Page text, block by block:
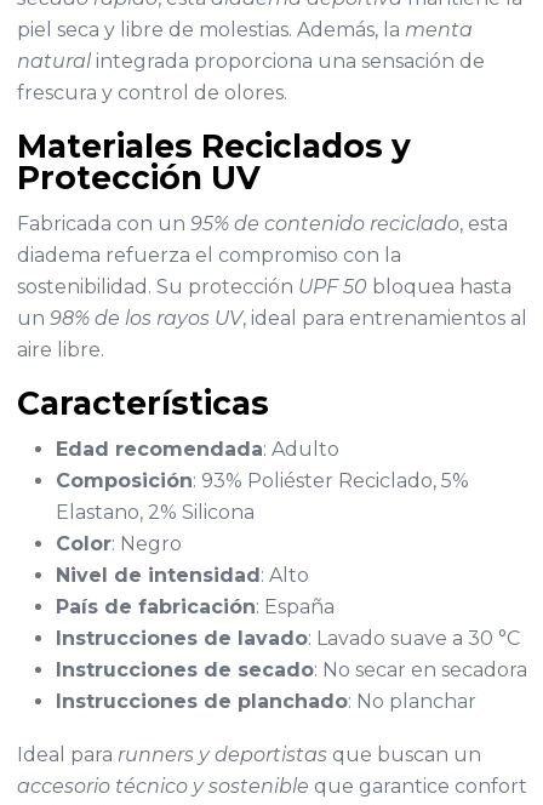
piel seca y libre de molestias. Además, la menta
naturalintegrada proporciona una sensación de
frescura y control de olores.
Materiales Reciclados y
Protección UV
Fabricada con un 95% de contenido reciclado, esta
diadema refuerza el compromiso con la
sostenibilidad. Su protección UPF 50bloquea hasta
un 98% de los rayos UV, ideal para entrenamientos al
aire libre.
Características
Edad recomendada: Adulto
Composición: 93% Poliéster Reciclado, 5%
Elastano, 2% Silicona
Color: Negro
Nivel de intensidad: Alto
País de fabricación: España
Instrucciones de lavado: Lavado suave a 30 °C
Instrucciones de secado: No secar en secadora
Instrucciones de planchado: No planchar
Ideal para runners y deportistasque buscan un
accesorio técnico y sostenible que garantice confort